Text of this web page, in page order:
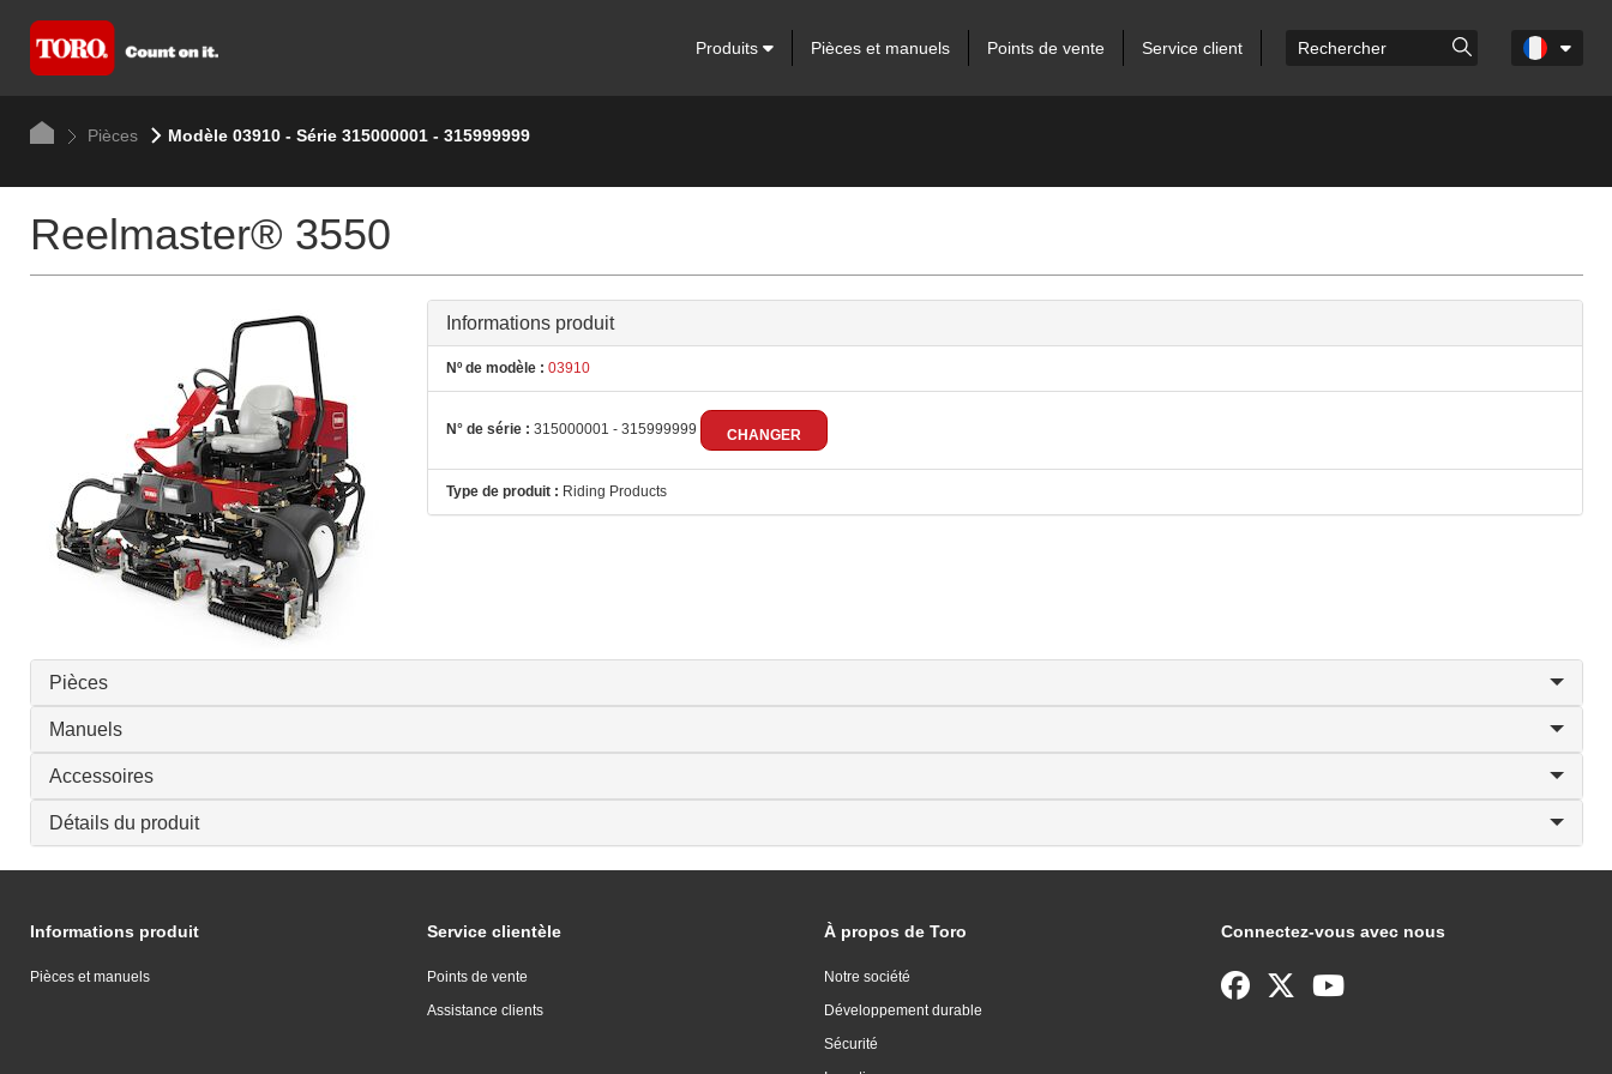
Produits Pièces et manuels Points de vente Service client
Pièces Modèle 03910 - Série 315000001 - 315999999
Reelmaster® 3550
Informations produit
Nº de modèle : 03910
N° de série : 315000001 - 315999999 CHANGER
Type de produit : Riding Products
Pièces
Manuels
Accessoires
Détails du produit
Informations produit
Pièces et manuels
Service clientèle
Points de vente
Assistance clients
À propos de Toro
Notre société
Développement durable
Sécurité
Connectez-vous avec nous